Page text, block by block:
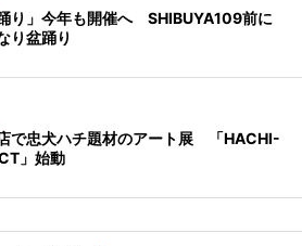
踊り」今年も開催へ SHIBUYA109前に
り盆踊り
で忠犬ハチ題材のアート展 「HACHI-
」始動